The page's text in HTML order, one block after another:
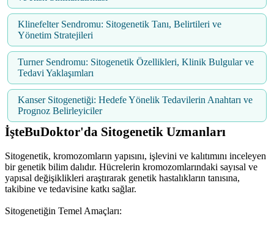
Klinefelter Sendromu: Sitogenetik Tanı, Belirtileri ve
Yönetim Stratejileri
Turner Sendromu: Sitogenetik Özellikleri, Klinik Bulgular ve
Tedavi Yaklaşımları
Kanser Sitogenetiği: Hedefe Yönelik Tedavilerin Anahtarı ve
Prognoz Belirleyiciler
İşteBuDoktor'da Sitogenetik Uzmanları
Sitogenetik, kromozomların yapısını, işlevini ve kalıtımını inceleyen
bir genetik bilim dalıdır. Hücrelerin kromozomlarındaki sayısal ve
yapısal değişiklikleri araştırarak genetik hastalıkların tanısına,
takibine ve tedavisine katkı sağlar.
Sitogenetiğin Temel Amaçları: